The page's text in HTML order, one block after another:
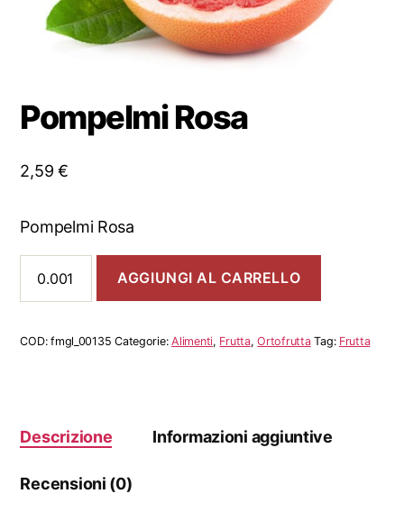
Pompelmi Rosa
2,59€
Pompelmi Rosa
Rosa
quantità
AGGIUNGI AL CARRELLO
COD:fmgl_00135 Categorie:Alimenti, Frutta,Ortofrutta Tag: Frutta
Descrizione Informazioni aggiuntive
Recensioni (0)